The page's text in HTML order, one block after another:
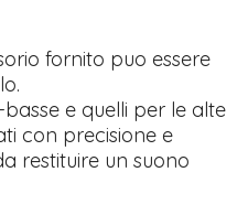
fornito puo essere
e quelli per le alte
con precisione e
restituire un suono